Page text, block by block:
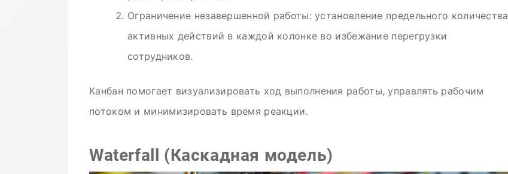
Ограничение незавершенной работы: установление предельного количества
активных действий в каждой колонке во избежание перегрузки
сотрудников.
Канбан помогает визуализировать ход выполнения работы, управлять рабочим
потоком и минимизировать время реакции.
Waterfall (Каскадная модель)